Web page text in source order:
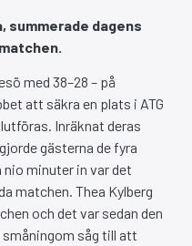
summerade dagens
med 38–28 – på
att säkra en plats i ATG
Inräknat deras
gästerna de fyra
minuter in var det
matchen. Thea Kylberg
och det var sedan den
såg till att